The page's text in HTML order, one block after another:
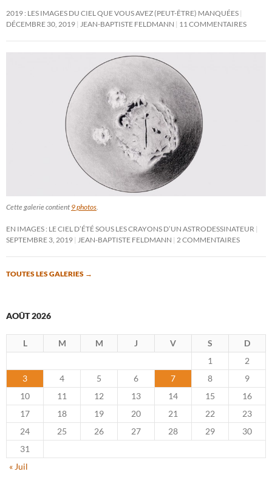
2019 : LES IMAGES DU CIEL QUE VOUS AVEZ (PEUT-ÊTRE) MANQUÉES
DÉCEMBRE 30, 2019
JEAN-BAPTISTE FELDMANN 11 COMMENTAIRES
Cette galerie contient 9 photos
EN IMAGES : LE CIEL D’ÉTÉ SOUS LES CRAYONS D’UN ASTRODESSINATEUR
SEPTEMBRE 3, 2019
JEAN-BAPTISTE FELDMANN 2 COMMENTAIRES
TOUTES LES GALERIES →
AOÛT 2026
L M M J V S
D
1
2
3
4 5 6 7 8
9
10
11 12 13 14 15
16
17
18 19 20 21 22
23
24
25 26 27 28 29
30
31
« Juil